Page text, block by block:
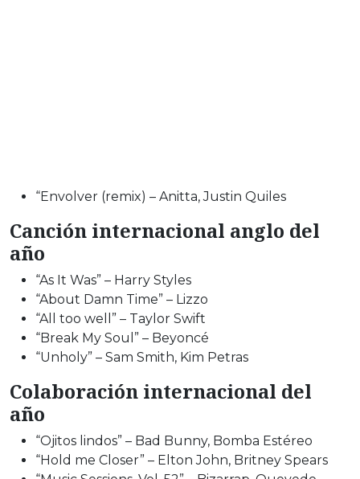
“Envolver (remix) – Anitta, Justin Quiles
Canción internacional anglo del
año
“As It Was” – Harry Styles
“About Damn Time” – Lizzo
“All too well” – Taylor Swift
“Break My Soul” – Beyoncé
“Unholy” – Sam Smith, Kim Petras
Colaboración internacional del
año
“Ojitos lindos” – Bad Bunny, Bomba Estéreo
“Hold me Closer” – Elton John, Britney Spears